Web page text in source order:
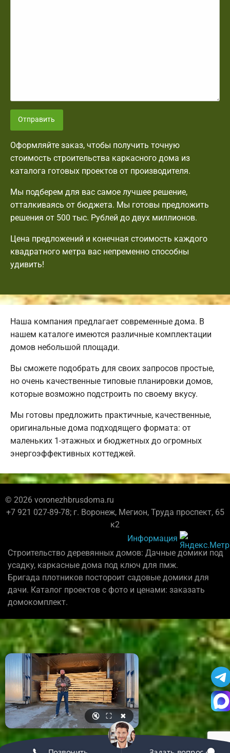
Отправить
Оформляйте заказ, чтобы получить точную
стоимость строительства каркасного дома из
каталога готовых проектов от производителя.
Мы подберем для вас самое лучшее решение,
отталкиваясь от бюджета. Мы готовы предложить
решения от 500 тыс. Рублей до двух миллионов.
Цена предложений и конечная стоимость каждого
квадратного метра вас непременно способны
удивить!
Наша компания предлагает современные дома. В
нашем каталоге имеются различные комплектации
домов небольшой площади.
Вы сможете подобрать для своих запросов простые,
но очень качественные типовые планировки домов,
которые возможно подстроить по своему вкусу.
Мы готовы предложить практичные, качественные,
оригинальные дома подходящего формата: от
маленьких 1-этажных и бюджетных до огромных
энергоэффективных коттеджей.
© 2026 voronezhbrusdoma.ru
+7 921 027-89-78; г. Воронеж, Мегион, Труда проспект, 65
к2
Информация
Строительство деревянных домов: Дачные домики под
усадку, каркасные дома под ключ для пмж.
Бригада плотников постороит садовые домики для
дачи. Каталог проектов с фото и ценами: заказать
домокомплект.
🔇 ⛶ ✖